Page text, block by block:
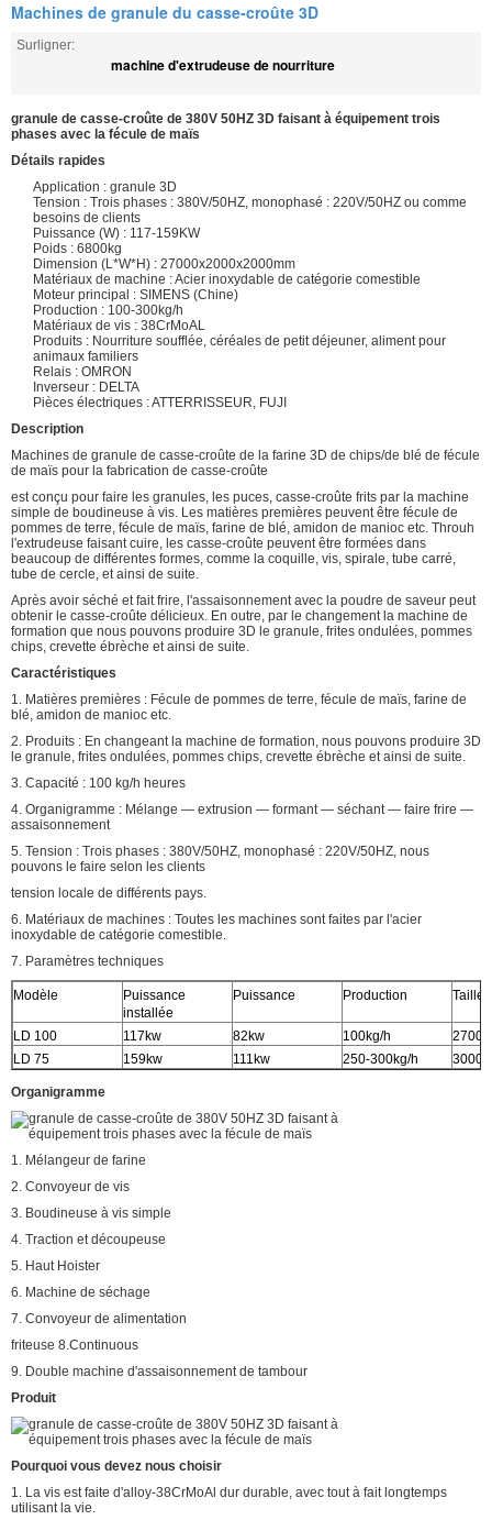
Machines de granule du casse-croûte 3D
Surligner:
machine d'extrudeuse de nourriture
granule de casse-croûte de 380V 50HZ 3D faisant à équipement trois
phases avec la fécule de maïs
Détails rapides
Application : granule 3D
Tension : Trois phases : 380V/50HZ, monophasé : 220V/50HZ ou comme
besoins de clients
Puissance (W) : 117-159KW
Poids : 6800kg
Dimension (L*W*H) : 27000x2000x2000mm
Matériaux de machine : Acier inoxydable de catégorie comestible
Moteur principal : SIMENS (Chine)
Production : 100-300kg/h
Matériaux de vis : 38CrMoAL
Produits : Nourriture soufflée, céréales de petit déjeuner, aliment pour
animaux familiers
Relais : OMRON
Inverseur : DELTA
Pièces électriques : ATTERRISSEUR, FUJI
Description
Machines de granule de casse-croûte de la farine 3D de chips/de blé de fécule
de maïs pour la fabrication de casse-croûte
est conçu pour faire les granules, les puces, casse-croûte frits par la machine
simple de boudineuse à vis. Les matières premières peuvent être fécule de
pommes de terre, fécule de maïs, farine de blé, amidon de manioc etc. Throuh
l'extrudeuse faisant cuire, les casse-croûte peuvent être formées dans
beaucoup de différentes formes, comme la coquille, vis, spirale, tube carré,
tube de cercle, et ainsi de suite.
Après avoir séché et fait frire, l'assaisonnement avec la poudre de saveur peut
obtenir le casse-croûte délicieux. En outre, par le changement la machine de
formation que nous pouvons produire 3D le granule, frites ondulées, pommes
chips, crevette ébrèche et ainsi de suite.
Caractéristiques
1. Matières premières : Fécule de pommes de terre, fécule de maïs, farine de
blé, amidon de manioc etc.
2. Produits : En changeant la machine de formation, nous pouvons produire 3D
le granule, frites ondulées, pommes chips, crevette ébrèche et ainsi de suite.
3. Capacité : 100 kg/h heures
4. Organigramme : Mélange — extrusion — formant — séchant — faire frire —
assaisonnement
5. Tension : Trois phases : 380V/50HZ, monophasé : 220V/50HZ, nous
pouvons le faire selon les clients
tension locale de différents pays.
6. Matériaux de machines : Toutes les machines sont faites par l'acier
inoxydable de catégorie comestible.
7. Paramètres techniques
Modèle
Puissance
installée
Puissance Production Taille
LD 100 117kw 82kw 100kg/h
LD 75
159kw 111kw 250-300kg/h
Organigramme
1. Mélangeur de farine
2. Convoyeur de vis
3. Boudineuse à vis simple
4. Traction et découpeuse
5. Haut Hoister
6. Machine de séchage
7. Convoyeur de alimentation
friteuse 8.Continuous
9. Double machine d'assaisonnement de tambour
Produit
Pourquoi vous devez nous choisir
1. La vis est faite d'alloy-38CrMoAl dur durable, avec tout à fait longtemps
utilisant la vie.